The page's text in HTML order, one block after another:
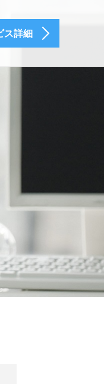
ス詳細